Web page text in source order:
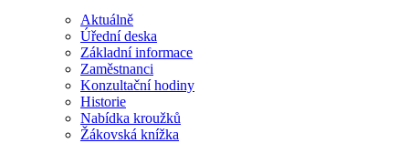
Aktuálně
Úřední deska
Základní informace
Zaměstnanci
Konzultační hodiny
Historie
Nabídka kroužků
Žákovská knížka